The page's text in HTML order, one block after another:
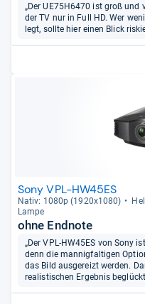
„Der UE75H6470 ist groß
der TV nur in Full HD. Wer
legt, sollte hier einen Blick
Sony VPL-HW45ES
Nativ: 1080p (1920x1080)
Lampe
ohne Endnote
„Der VPL-HW45ES von Sony
denn die mannigfaltigen
das Bild ausgereizt werden.
realistischen Ergebnis